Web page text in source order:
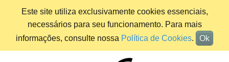
Este site utiliza exclusivamente cookies essenciais,
necessários para seu funcionamento. Para mais
informações, consulte nossa Política de Cookies. Ok